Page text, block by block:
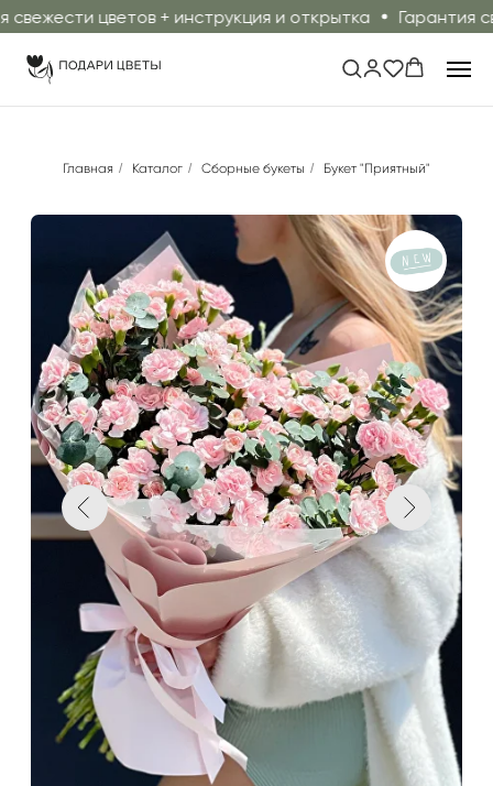
цветов + инструкция и открытка Гарантия
Главная / Каталог / Сборные букеты / Букет "Приятный"
Букет "Приятный"
10 200 р.
Намекнуть о подарке
Добавить к корзину
Купить в один клик